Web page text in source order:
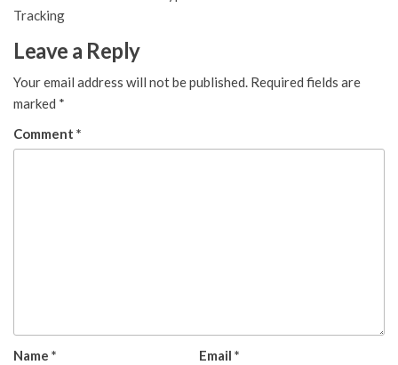
Tracking
Leave a Reply
Your email address will not be published. Required fields are
marked *
Comment *
Name * Email *